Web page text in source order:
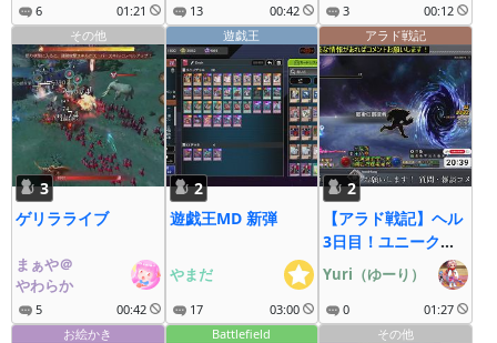
6 01:21 13 00:42 3
00:12
その他
3
ゲリラライブ
まぁや＠
やわらか
5 00:42
遊戯王
2
遊戯王MD 新弾
やまだ
17 03:00
アラド戦記
2
【アラド戦記】ヘル
3日目！ユニーク誓
約キャラを増やした
配信中！
Yuri（ゆーり）
0
01:27
お絵かき
Battlefield その他